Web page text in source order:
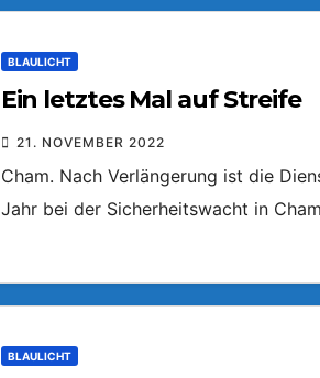
BLAULICHT
Ein letztes Mal auf Streife
21. NOVEMBER 2022
Cham. Nach Verlängerung ist die
Jahr bei der Sicherheitswacht in
BLAULICHT